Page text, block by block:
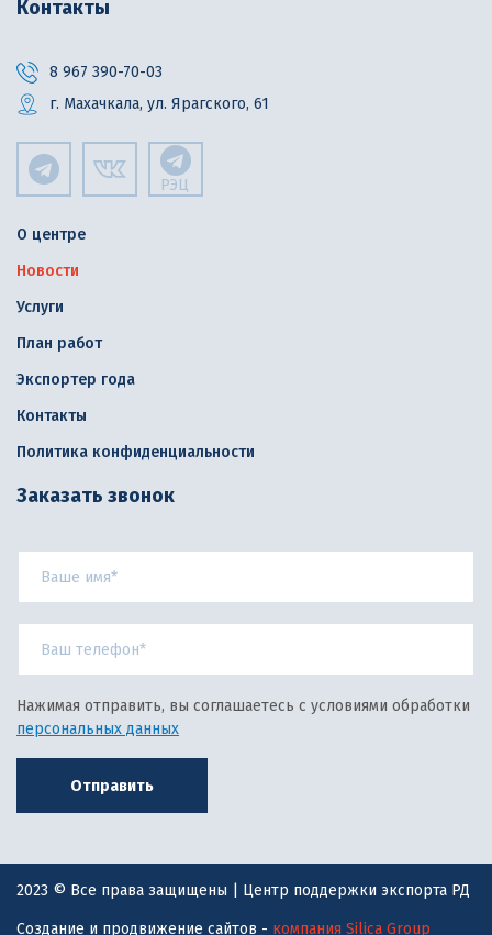
Контакты
8 967 390-70-03
г. Махачкала, ул. Ярагского, 61
РЭЦ
О центре
Новости
Услуги
План работ
Экспортер года
Контакты
Политика конфиденциальности
Заказать звонок
Нажимая отправить, вы соглашаетесь с условиями обработки
персональных данных
Отправить
2023 © Все права защищены | Центр поддержки экспорта РД
Создание и продвижение сайтов - компания Silica Group